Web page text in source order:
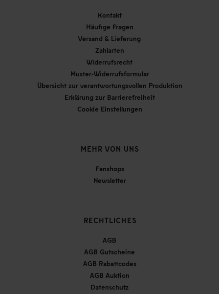
Kontakt
Häufige Fragen
Versand & Lieferung
Zahlarten
Widerrufsrecht
Muster-Widerrufsformular
Übersicht zur verantwortungsvollen Produktion
Erklärung zur Barrierefreiheit
Cookie Einstellungen
MEHR VON UNS
Fanshops
Newsletter
RECHTLICHES
AGB
AGB Gutscheine
AGB Rabattcodes
AGB Auktion
Datenschutz